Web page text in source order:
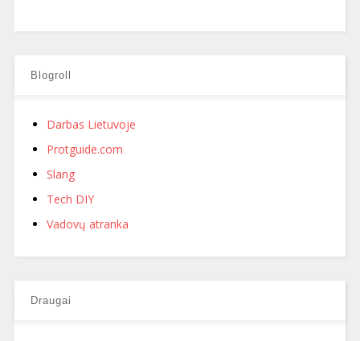
Blogroll
Darbas Lietuvoje
Protguide.com
Slang
Tech DIY
Vadovų atranka
Draugai